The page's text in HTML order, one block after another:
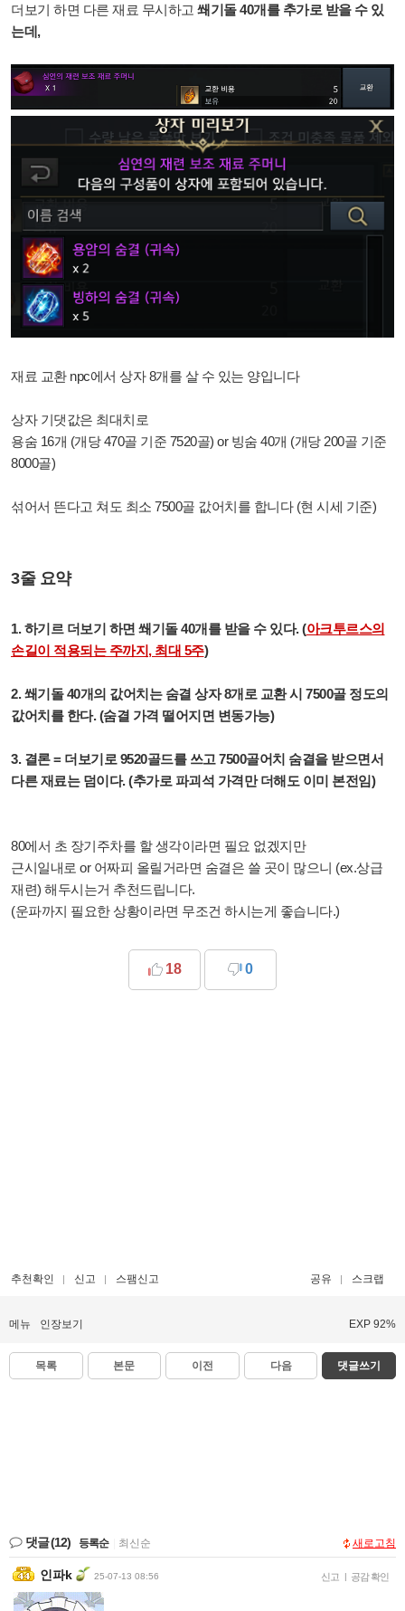
더보기 하면 다른 재료 무시하고 쐐기돌 40개를 추가로 받을 수 있
는데,
재료 교환 npc에서 상자 8개를 살 수 있는 양입니다
상자 기댓값은 최대치로
용숨 16개 (개당 470골 기준 7520골) or 빙숨 40개 (개당 200골 기준
8000골)
섞어서 뜬다고 쳐도 최소 7500골 값어치를 합니다 (현 시세 기준)
3줄 요약
1. 하기르 더보기 하면 쐐기돌 40개를 받을 수 있다. (아크투르스의
손길이 적용되는 주까지, 최대 5주)
2. 쐐기돌 40개의 값어치는 숨결 상자 8개로 교환 시 7500골 정도의
값어치를 한다. (숨결 가격 떨어지면 변동가능)
3. 결론 = 더보기로 9520골드를 쓰고 7500골어치 숨결을 받으면서
다른 재료는 덤이다. (추가로 파괴석 가격만 더해도 이미 본전임)
80에서 초 장기주차를 할 생각이라면 필요 없겠지만
근시일내로 or 어짜피 올릴거라면 숨결은 쓸 곳이 많으니 (ex.상급
재련) 해두시는거 추천드립니다.
(운파까지 필요한 상황이라면 무조건 하시는게 좋습니다.)
18 0
추천확인 신고 스팸신고 공유 스크랩
메뉴 인장보기 EXP 92%
목록 본문 이전 다음 댓글쓰기
댓글(12) 등록순 최신순 새로고침
인파k 25-07-13 08:56 신고 | 공감 확인